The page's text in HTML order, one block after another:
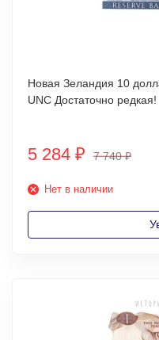
Новая Зеландия 10
UNC Достаточно редкая!
5 284 ₽ 7 740₽
Нет в наличии